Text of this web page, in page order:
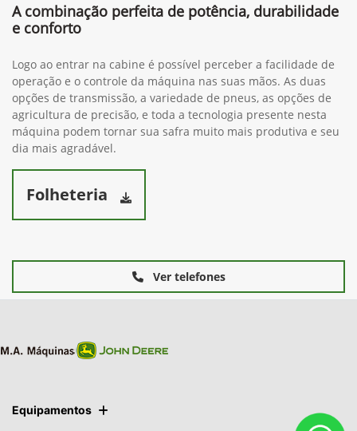
A combinação perfeita de potência, durabilidade
e conforto
Logo ao entrar na cabine é possível perceber a facilidade de
operação e o controle da máquina nas suas mãos. As duas
opções de transmissão, a variedade de pneus, as opções de
agricultura de precisão, e toda a tecnologia presente nesta
máquina podem tornar sua safra muito mais produtiva e seu
dia mais agradável.
Folheteria
Ver telefones
Equipamentos